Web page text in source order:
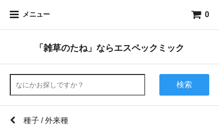
メニュー 0
「雑草のたね」ならエスペックミック
検索
種子 / 外来種